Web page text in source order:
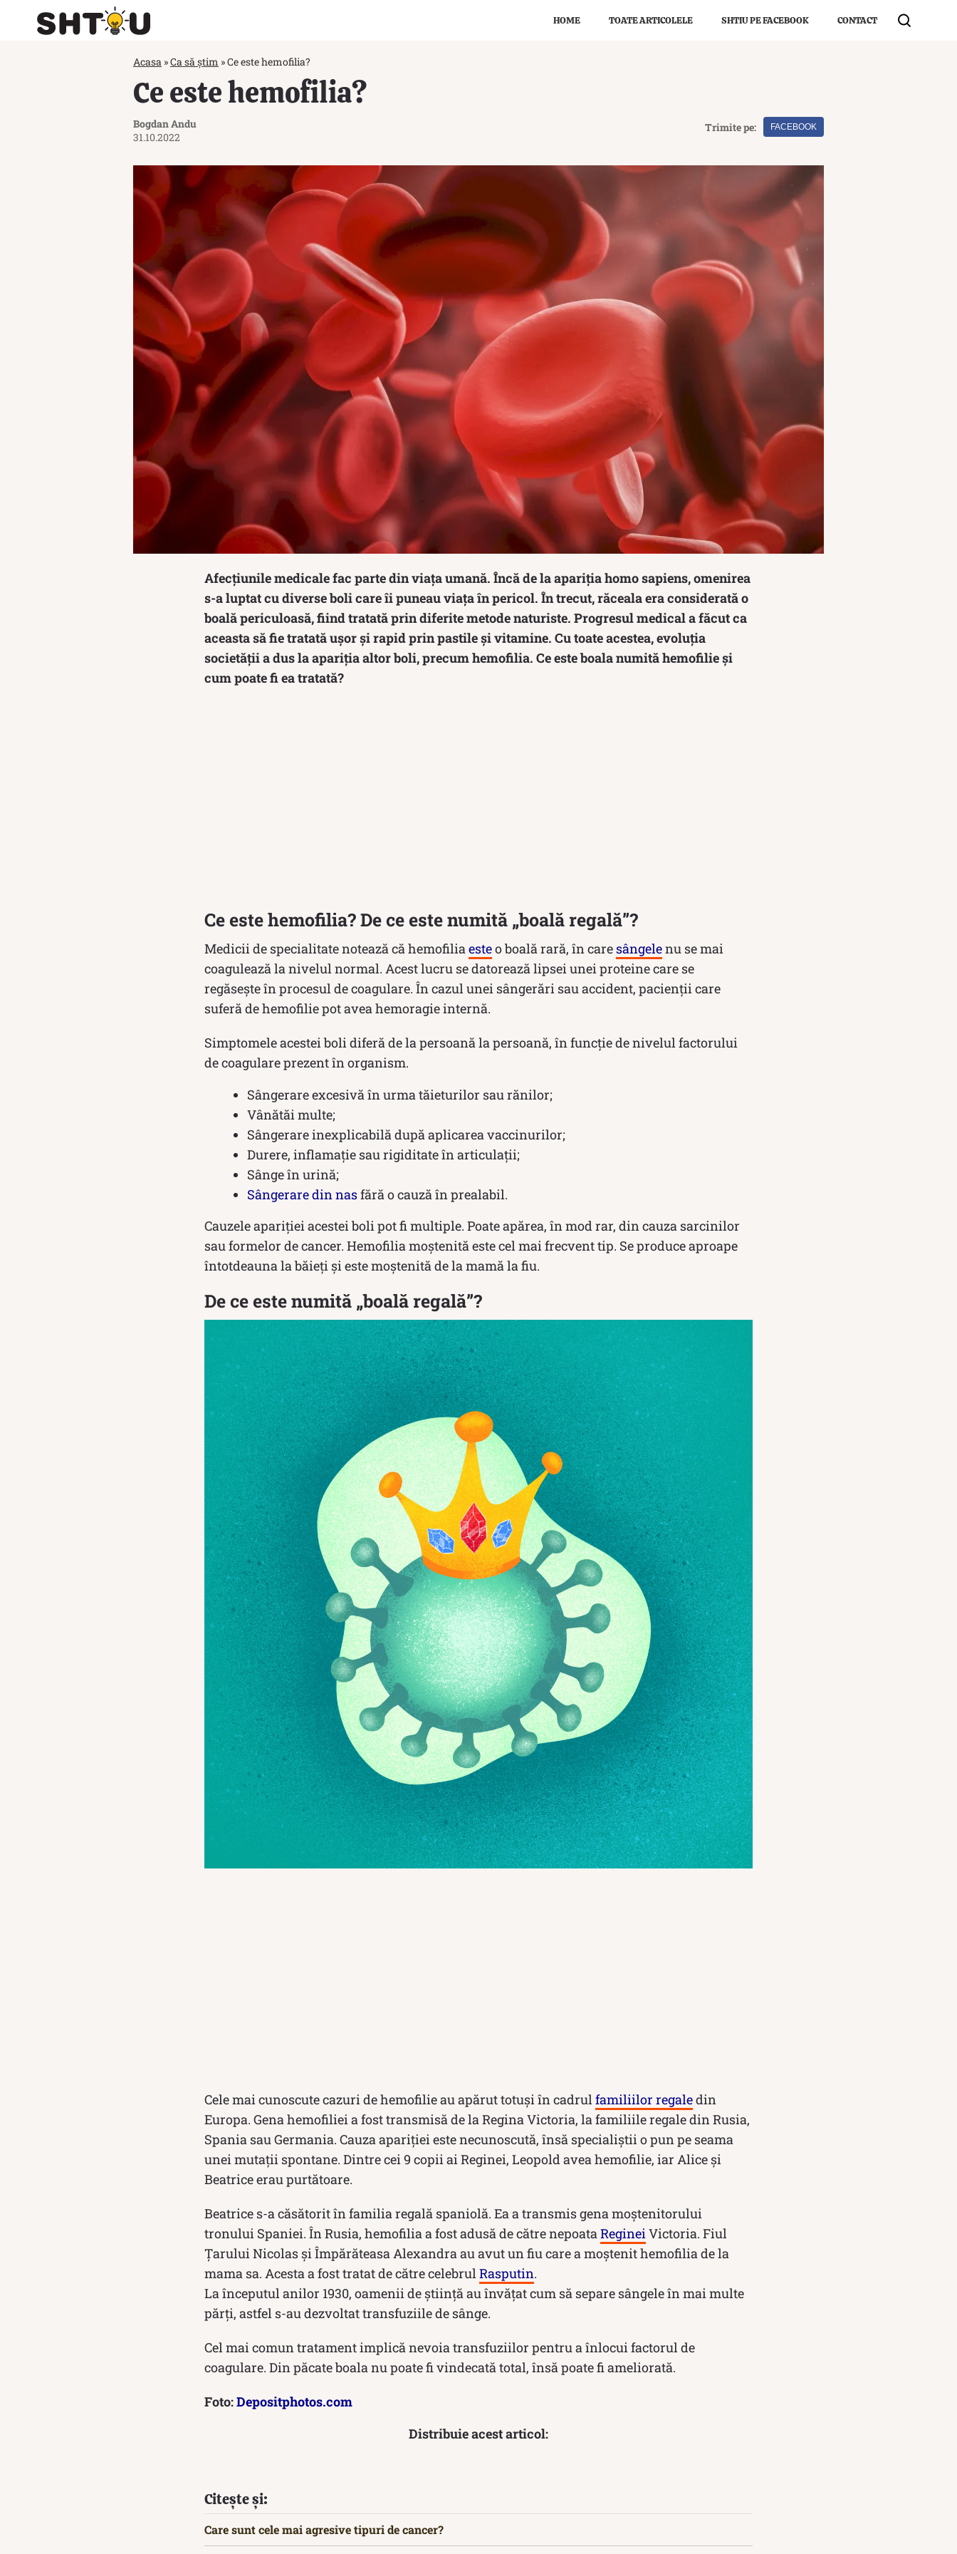
HOME TOATE ARTICOLELE SHTIU PE FACEBOOK CONTACT
Acasa »Ca să știm »Ce este hemofilia?
Ce este hemofilia?
Bogdan Andu
31.10.2022
Trimite pe: FACEBOOK
Afecțiunile medicale fac parte din viața umană. Încă de la apariția homo sapiens, omenirea
s-a luptat cu diverse boli care îi puneau viața în pericol. În trecut, răceala era considerată o
boală periculoasă, fiind tratată prin diferite metode naturiste. Progresul medical a făcut ca
aceasta să fie tratată ușor și rapid prin pastile și vitamine. Cu toate acestea, evoluția
societății a dus la apariția altor boli, precum hemofilia. Ce este boala numită hemofilie și
cum poate fi ea tratată?
Ce este hemofilia? De ce este numită „boală regală”?
Medicii de specialitate notează că hemofiliaesteo boală rară, în care sângelenu se mai
coagulează la nivelul normal. Acest lucru se datorează lipsei unei proteine care se
regăsește în procesul de coagulare. În cazul unei sângerări sau accident, pacienții care
suferă de hemofilie pot avea hemoragie internă.
Simptomele acestei boli diferă de la persoană la persoană, în funcție de nivelul factorului
de coagulare prezent în organism.
Sângerare excesivă în urma tăieturilor sau rănilor;
Vânătăi multe;
Sângerare inexplicabilă după aplicarea vaccinurilor;
Durere, inflamație sau rigiditate în articulații;
Sânge în urină;
Sângerare din nasfără o cauză în prealabil.
Cauzele apariției acestei boli pot fi multiple. Poate apărea, în mod rar, din cauza sarcinilor
sau formelor de cancer. Hemofilia moștenită este cel mai frecvent tip. Se produce aproape
întotdeauna la băieți și este moștenită de la mamă la fiu.
De ce este numită „boală regală”?
Cele mai cunoscute cazuri de hemofilie au apărut totuși în cadrulfamiliilor regaledin
Europa. Gena hemofiliei a fost transmisă de la Regina Victoria, la familiile regale din Rusia,
Spania sau Germania. Cauza apariției este necunoscută, însă specialiștii o pun pe seama
unei mutații spontane. Dintre cei 9 copii ai Reginei, Leopold avea hemofilie, iar Alice și
Beatrice erau purtătoare.
Beatrice s-a căsătorit în familia regală spaniolă. Ea a transmis gena moștenitorului
tronului Spaniei. În Rusia, hemofilia a fost adusă de către nepoataRegineiVictoria. Fiul
Țarului Nicolas și Împărăteasa Alexandra au avut un fiu care a moștenit hemofilia de la
mama sa. Acesta a fost tratat de către celebrulRasputin.
La începutul anilor 1930, oamenii de știință au învățat cum să separe sângele în mai multe
părți, astfel s-au dezvoltat transfuziile de sânge.
Cel mai comun tratament implică nevoia transfuziilor pentru a înlocui factorul de
coagulare. Din păcate boala nu poate fi vindecată total, însă poate fi ameliorată.
Foto:Depositphotos.com
Distribuie acest articol:
Citește și:
Care sunt cele mai agresive tipuri de cancer?